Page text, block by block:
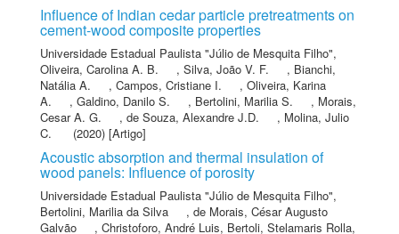
Influence of Indian cedar particle pretreatments on
cement-wood composite properties
Universidade Estadual Paulista "Júlio de Mesquita Filho",
Oliveira, Carolina A. B.
, Silva, João V. F. , Bianchi,
Natália A.
, Campos, Cristiane I. , Oliveira, Karina
A.
, Galdino, Danilo S. , Bertolini, Marilia S. , Morais,
Cesar A. G.
, de Souza, Alexandre J.D. , Molina, Julio
C.
(2020) [Artigo]
Acoustic absorption and thermal insulation of
wood panels: Influence of porosity
Universidade Estadual Paulista "Júlio de Mesquita Filho",
Bertolini, Marilia da Silva
, de Morais, César Augusto
Galvão
, Christoforo, André Luis, Bertoli, Stelamaris Rolla,